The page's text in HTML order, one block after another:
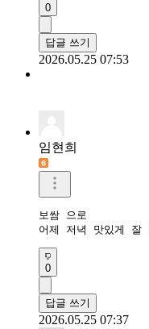
0
답글 쓰기
2026.05.25 07:53
임현희
보쌈 으로
어제 저녁 맛있게 잘
0
답글 쓰기
2026.05.25 07:37